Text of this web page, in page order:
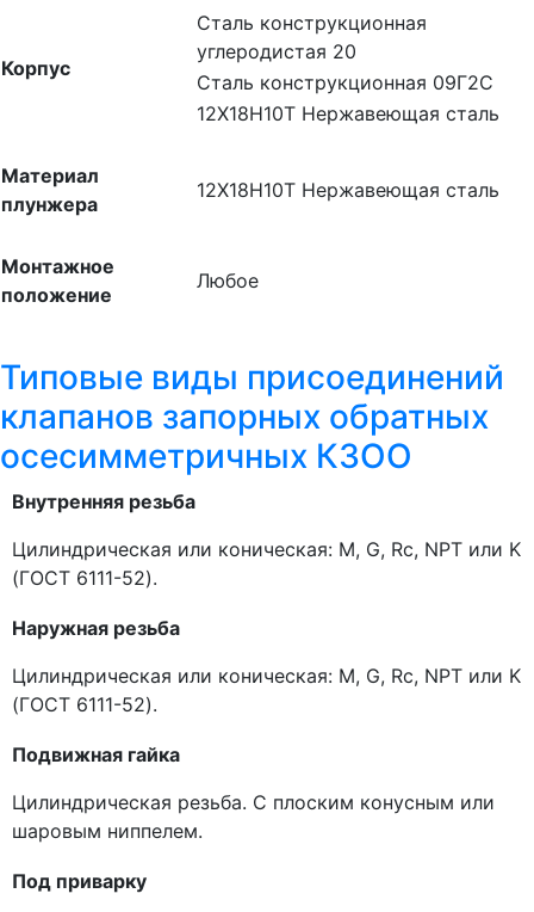
Корпус
Сталь конструкционная
углеродистая 20
Сталь конструкционная 09Г2С
12Х18Н10Т Нержавеющая сталь
Материал
плунжера
12Х18Н10Т Нержавеющая сталь
Монтажное
положение
Любое
Типовые виды присоединений
клапанов запорных обратных
осесимметричных КЗОО
Внутренняя резьба
Цилиндрическая или коническая: M, G, Rc, NPT или K
(ГОСТ 6111-52).
Наружная резьба
Цилиндрическая или коническая: M, G, Rc, NPT или K
(ГОСТ 6111-52).
Подвижная гайка
Цилиндрическая резьба. С плоским конусным или
шаровым ниппелем.
Под приварку